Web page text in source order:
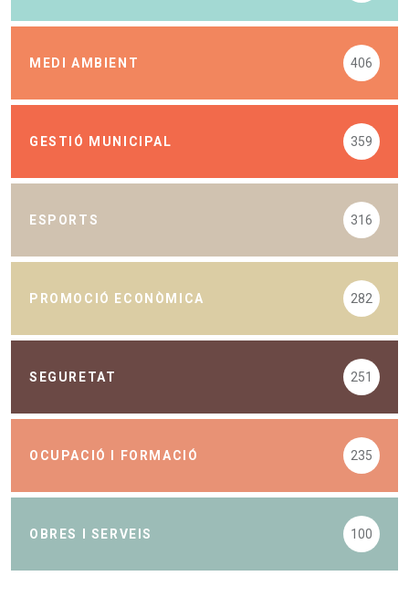
MEDI AMBIENT 406
GESTIÓ MUNICIPAL 359
ESPORTS 316
PROMOCIÓ ECONÒMICA 282
SEGURETAT 251
OCUPACIÓ I FORMACIÓ 235
OBRES I SERVEIS 100